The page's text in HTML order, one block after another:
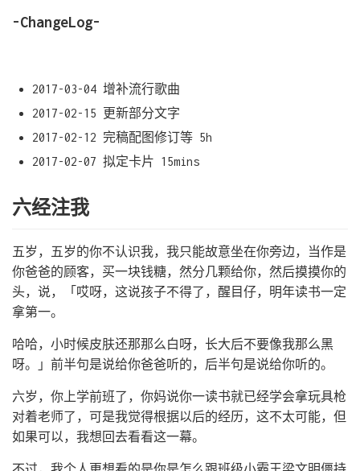
-ChangeLog-
2017-03-04 增补流行歌曲
2017-02-15 更新部分文字
2017-02-12 完稿配图修订等 5h
2017-02-07 拟定卡片 15mins
六经注我
五岁，五岁的你不认识我，我只能故意坐在你旁边，当作是
你爸爸的顾客，买一块钱糖，然分几颗给你，然后摸摸你的
头，说，「哎呀，这说孩子不得了，醒目仔，明年读书一定
拿第一。
哈哈，小时候皮肤还那那么白呀，长大后不要像我那么黑
呀。」前半句是说给你爸爸听的，后半句是说给你听的。
六岁，你上学前班了，你妈说你一读书就已经学会拿玩具枪
对着老师了，可是我觉得根据以后的经历，这不太可能，但
如果可以，我想回去看看这一幕。